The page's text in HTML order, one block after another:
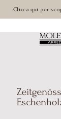
Clicca qui per